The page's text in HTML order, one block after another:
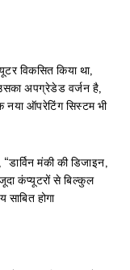
विकसित किया था,
अपग्रेडेड वर्जन है,
ऑपरेटिंग सिस्टम भी
मंकी की डिजाइन,
कंप्यूटरों से बिल्कुल
होगा